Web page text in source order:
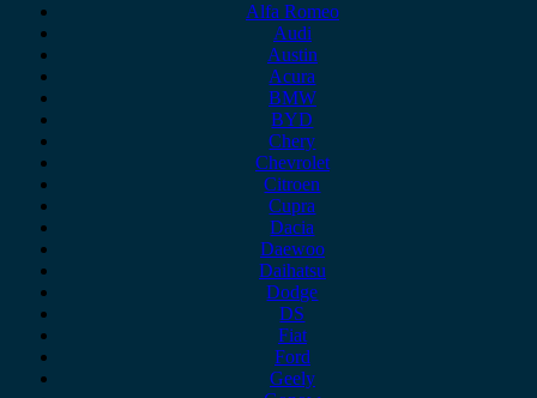
Alfa Romeo
Audi
Austin
Acura
BMW
BYD
Chery
Chevrolet
Citroen
Cupra
Dacia
Daewoo
Daihatsu
Dodge
DS
Fiat
Ford
Geely